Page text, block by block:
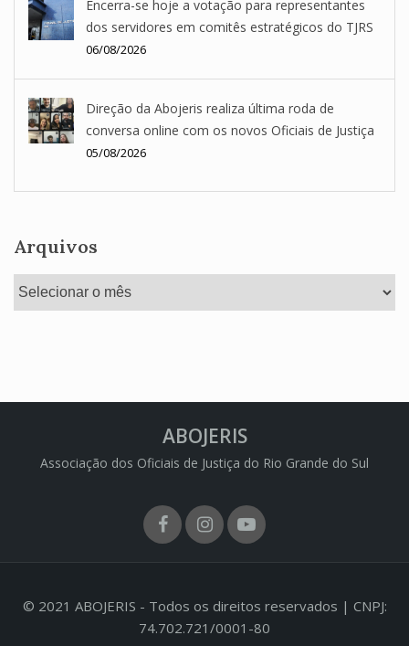
Encerra-se hoje a votação para representantes
dos servidores em comitês estratégicos do TJRS
06/08/2026
Direção da Abojeris realiza última roda de
conversa online com os novos Oficiais de Justiça
05/08/2026
Arquivos
Arquivos
ABOJERIS
Associação dos Oficiais de Justiça do Rio Grande do Sul
FacebookInstagram
Youtube
© 2021 ABOJERIS - Todos os direitos reservados | CNPJ:
74.702.721/0001-80